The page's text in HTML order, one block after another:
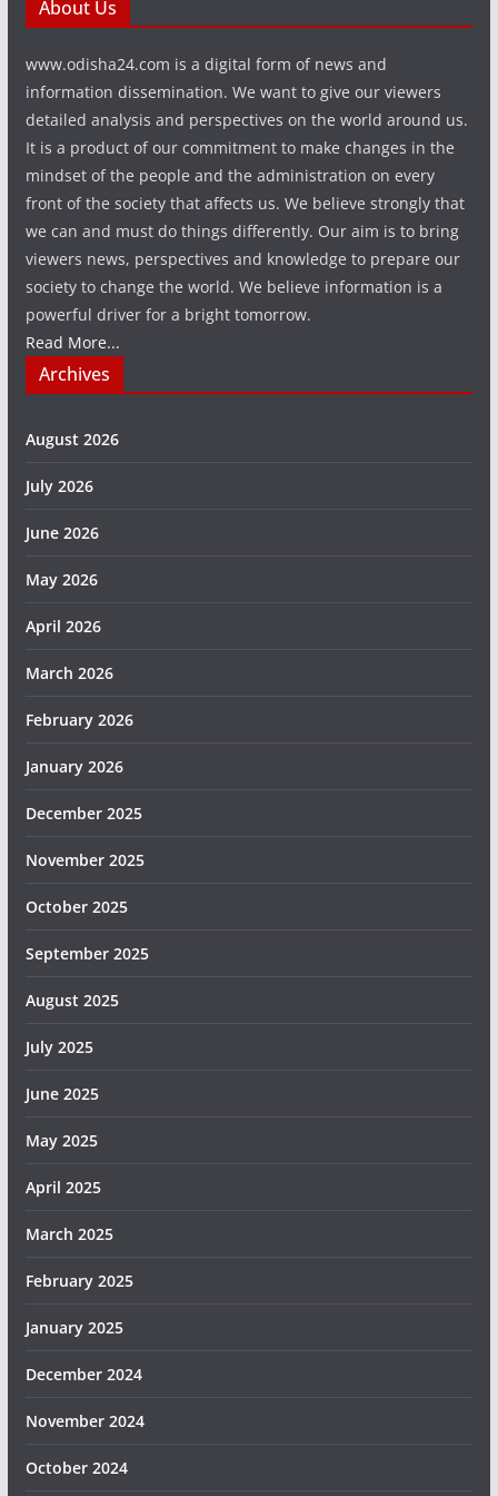
About Us
www.odisha24.com is a digital form of news and
information dissemination. We want to give our viewers
detailed analysis and perspectives on the world around us.
It is a product of our commitment to make changes in the
mindset of the people and the administration on every
front of the society that affects us. We believe strongly that
we can and must do things differently. Our aim is to bring
viewers news, perspectives and knowledge to prepare our
society to change the world. We believe information is a
powerful driver for a bright tomorrow.
Read More...
Archives
August 2026
July 2026
June 2026
May 2026
April 2026
March 2026
February 2026
January 2026
December 2025
November 2025
October 2025
September 2025
August 2025
July 2025
June 2025
May 2025
April 2025
March 2025
February 2025
January 2025
December 2024
November 2024
October 2024